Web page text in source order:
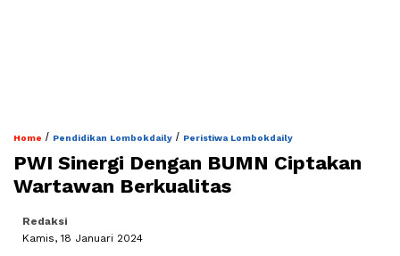
Home / Pendidikan Lombokdaily / Peristiwa Lombokdaily
PWI Sinergi Dengan BUMN Ciptakan
Wartawan Berkualitas
Redaksi
Kamis, 18 Januari 2024